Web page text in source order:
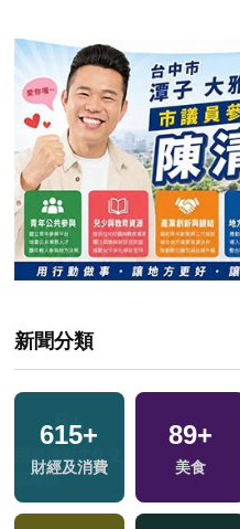
新聞分類
615+
財經及消費
89+
美食